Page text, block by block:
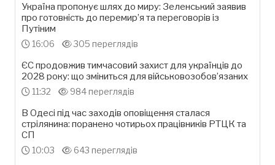
Україна пропонує шлях до миру: Зеленський заявив
про готовність до перемир’я та переговорів із
Путіним
16:06 305 переглядів
ЄС продовжив тимчасовий захист для українців до
2028 року: що зміниться для військовозобов’язаних
11:32 984 переглядів
В Одесі під час заходів оповіщення сталася
стрілянина: поранено чотирьох працівників РТЦК та
СП
10:03 643 переглядів